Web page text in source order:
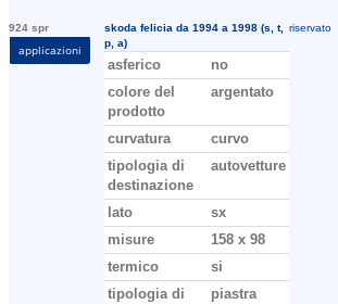
924 spr
applicazioni
skoda felicia da 1994 a 1998 (s, t,
p, a)
asferico
no
colore del
prodotto
argentato
curvatura
curvo
tipologia di
destinazione
autovetture
lato
sx
misure
158 x 98
termico
si
tipologia di
piastra
riservato